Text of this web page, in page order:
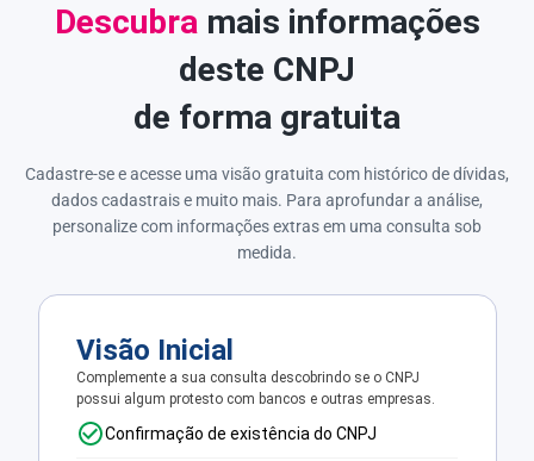
Descubramais informações
deste CNPJ
de forma gratuita
Cadastre-se e acesse uma visão gratuita com histórico de dívidas,
dados cadastrais e muito mais. Para aprofundar a análise,
personalize com informações extras em uma consulta sob
medida.
Visão Inicial
Complemente a sua consulta descobrindo se o CNPJ
possui algum protesto com bancos e outras empresas.
Confirmação de existência do CNPJ